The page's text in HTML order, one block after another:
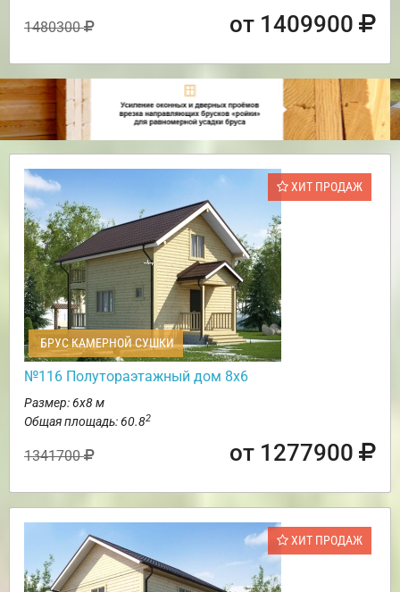
1480300 от 1409900
ХИТ ПРОДАЖ
БРУС КАМЕРНОЙ СУШКИ
№116 Полутораэтажный дом 8х6
Размер: 6х8 м
Общая площадь: 60.82
1341700 от 1277900
ХИТ ПРОДАЖ